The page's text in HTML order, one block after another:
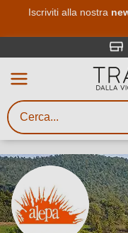
Iscriviti alla nostra
Ricerca vini
Inserisci
gusto,
vitigno,